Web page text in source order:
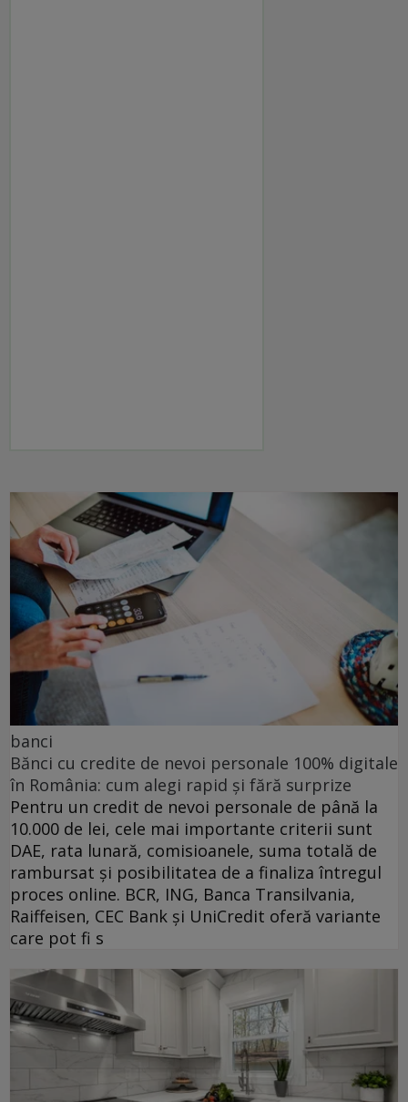
banci
Bănci cu credite de nevoi personale 100% digitale
în România: cum alegi rapid și fără surprize
Pentru un credit de nevoi personale de până la
10.000 de lei, cele mai importante criterii sunt
DAE, rata lunară, comisioanele, suma totală de
rambursat și posibilitatea de a finaliza întregul
proces online. BCR, ING, Banca Transilvania,
Raiffeisen, CEC Bank și UniCredit oferă variante
care pot fi s